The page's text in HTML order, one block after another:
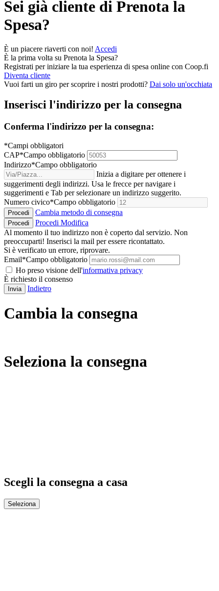
Sei già cliente di Prenota la
Spesa?
È un piacere riaverti con noi! Accedi
È la prima volta su Prenota la Spesa?
Registrati per iniziare la tua esperienza di spesa online con Coop.fi
Diventa cliente
Vuoi farti un giro per scoprire i nostri prodotti? Dai solo un'occhiata
Inserisci l'indirizzo per la consegna
Conferma l'indirizzo per la consegna:
*Campi obbligatori
CAP*Campo obbligatorio
Indirizzo*Campo obbligatorio
Inizia a digitare per ottenere i
suggerimenti degli indirizzi. Usa le frecce per navigare i
suggerimenti e Tab per selezionare un indirizzo suggerito.
Numero civico*Campo obbligatorio
Procedi Cambia metodo di consegna
Procedi Procedi Modifica
Al momento il tuo indirizzo non è coperto dal servizio. Non
preoccuparti! Inserisci la mail per essere ricontattato.
Si è verificato un errore, riprovare.
Email*Campo obbligatorio
Ho preso visione dell'informativa privacy
È richiesto il consenso
Invia Indietro
Cambia la consegna
Seleziona la consegna
Scegli la consegna a casa
Seleziona